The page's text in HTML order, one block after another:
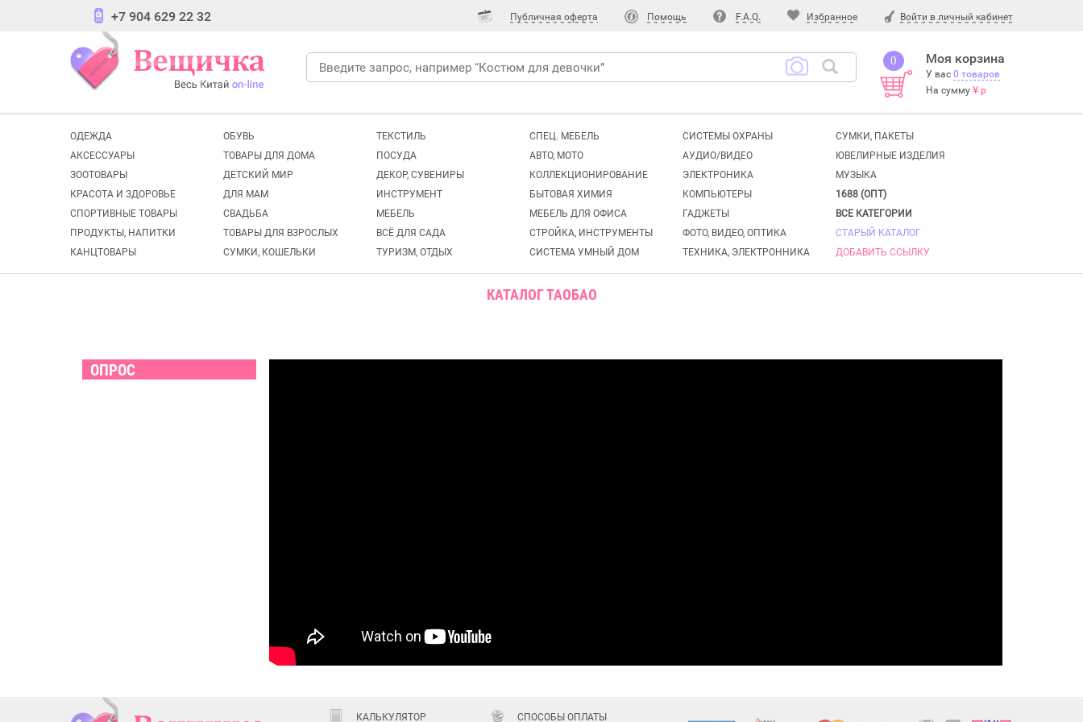
Публичная оферта Помощь F.A.Q. Избранное Войти в личный кабинет
+7 904 629 22 32
0 Моя корзина
У вас 0 товаров
На сумму ¥ р
ОДЕЖДА ОБУВЬ ТЕКСТИЛЬ СПЕЦ. МЕБЕЛЬ СИСТЕМЫ ОХРАНЫ
СУМКИ, ПАКЕТЫ
АКСЕССУАРЫ
ТОВАРЫ ДЛЯ ДОМА ПОСУДА АВТО, МОТО АУДИО/ВИДЕО
ЮВЕЛИРНЫЕ ИЗДЕЛИЯ
ЗООТОВАРЫ
ДЕТСКИЙ МИР ДЕКОР, СУВЕНИРЫ КОЛЛЕКЦИОНИРОВАНИЕ ЭЛЕКТРОНИКА
МУЗЫКА
КРАСОТА И ЗДОРОВЬЕ
ДЛЯ МАМ ИНСТРУМЕНТ БЫТОВАЯ ХИМИЯ КОМПЬЮТЕРЫ
1688 (ОПТ)
СПОРТИВНЫЕ ТОВАРЫ
СВАДЬБА МЕБЕЛЬ МЕБЕЛЬ ДЛЯ ОФИСА ГАДЖЕТЫ
ВСЕ КАТЕГОРИИ
ПРОДУКТЫ, НАПИТКИ
ТОВАРЫ ДЛЯ ВЗРОСЛЫХ ВСЁ ДЛЯ САДА СТРОЙКА, ИНСТРУМЕНТЫ ФОТО, ВИДЕО, ОПТИКА
СТАРЫЙ КАТАЛОГ
КАНЦТОВАРЫ
СУМКИ, КОШЕЛЬКИ ТУРИЗМ, ОТДЫХ СИСТЕМА УМНЫЙ ДОМ ТЕХНИКА, ЭЛЕКТРОННИКА ДОБАВИТЬ ССЫЛКУ
КАТАЛОГ ТАОБАО
ОПРОС
КАЛЬКУЛЯТОР СПОСОБЫ ОПЛАТЫ